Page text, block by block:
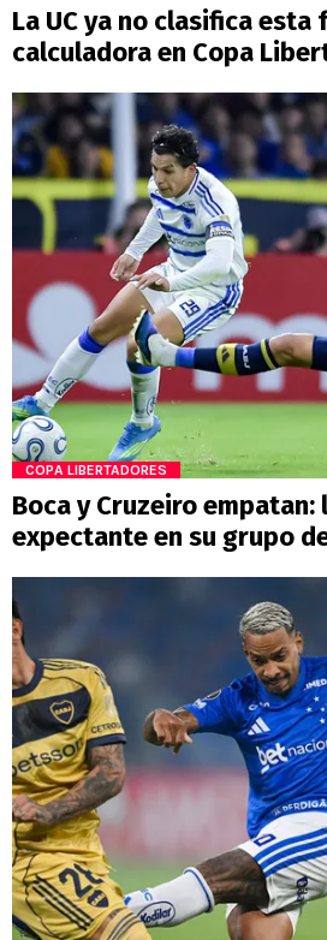
La UC ya no clasifica esta
calculadora en Copa
COPA LIBERTADORES
Boca y Cruzeiro empatan:
expectante en su grupo